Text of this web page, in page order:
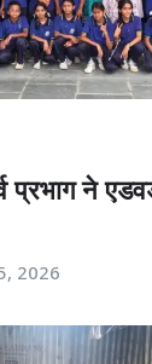
प्रभाग ने
2026